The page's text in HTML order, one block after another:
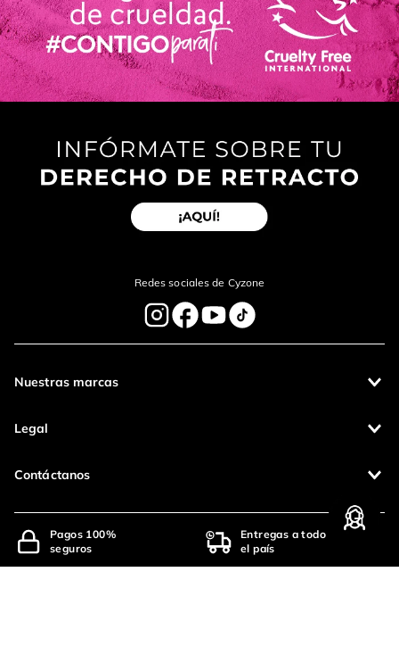
Redes sociales de Cyzone
Nuestras marcas
Legal
Contáctanos
Pagos 100%
seguros
Entregas a todo
el país